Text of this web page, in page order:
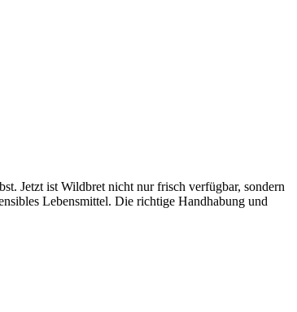
Jetzt ist Wildbret nicht nur frisch verfügbar, sondern
Lebensmittel. Die richtige Handhabung und